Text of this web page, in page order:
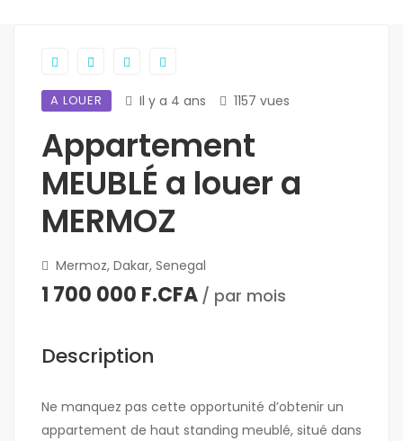
A LOUER Il y a 4 ans 1157 vues
Appartement
MEUBLÉ a louer a
MERMOZ
Mermoz, Dakar, Senegal
1 700 000 F.CFA / par mois
Description
Ne manquez pas cette opportunité d’obtenir un
appartement de haut standing meublé, situé dans